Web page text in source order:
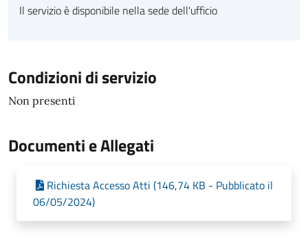
Il servizio è disponibile nella sede dell'ufficio
Condizioni di servizio
Non presenti
Documenti e Allegati
Richiesta Accesso Atti (146,74 KB - Pubblicato il
06/05/2024)